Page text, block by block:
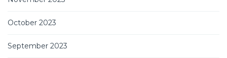
October 2023
September 2023